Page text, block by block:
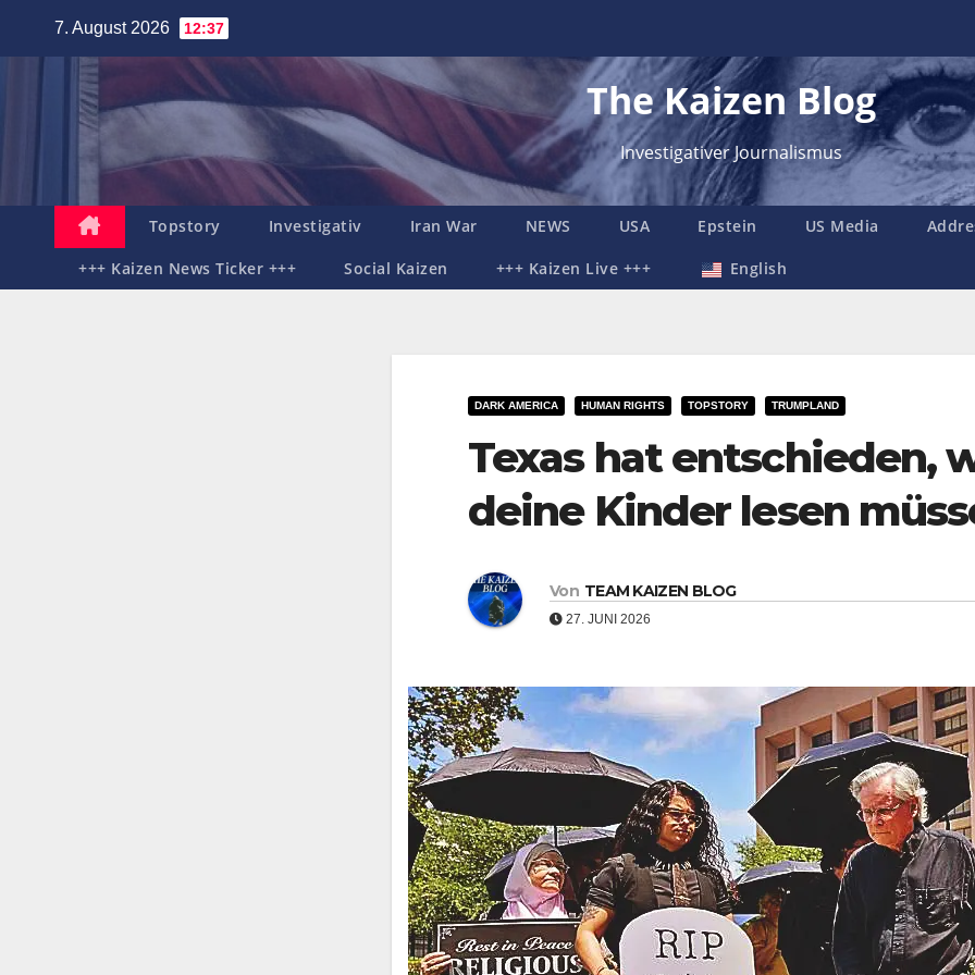
7. August 2026 12:37
The Kaizen Blog
Investigativer Journalismus
Topstory Investigativ Iran War NEWS USA Epstein US Media
+++ Kaizen News Ticker +++ Social Kaizen +++ Kaizen Live +++ English
DARK AMERICA HUMAN RIGHTS TOPSTORY TRUMPLAND
Texas hat entschieden,
deine Kinder lesen
Von TEAM KAIZEN BLOG
27. JUNI 2026